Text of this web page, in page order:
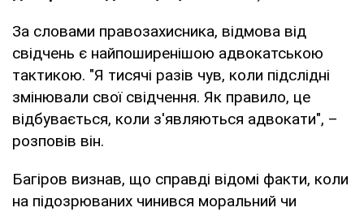
За словами правозахисника, відмова від
свідчень є найпоширенішою адвокатською
тактикою. "Я тисячі разів чув, коли підслідні
змінювали свої свідчення. Як правило, це
відбувається, коли з'являються адвокати", –
розповів він.
Багіров визнав, що справді відомі факти, коли
на підозрюваних чинився моральний чи